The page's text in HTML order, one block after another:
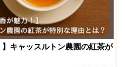
】キャッスルトン農園の紅茶が